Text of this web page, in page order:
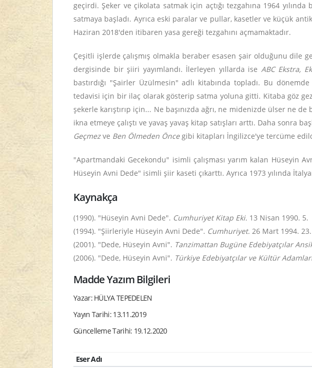
geçirdi. Şeker ve çikolata satmak için açtığı tezgahına 1964
satmaya başladı. Ayrıca eski paralar ve pullar, kasetler ve küçük
Haziran 2018'den itibaren yasa gereği tezgahını açmamaktadır.
Çeşitli işlerde çalışmış olmakla beraber esasen şair olduğunu dile
dergisinde bir şiiri yayımlandı. İlerleyen yıllarda ise ABC Ekstra,
bastırdığı "Şairler Üzülmesin" adlı kitabında topladı. Bu
tedavisi için bir ilaç olarak gösterip satma yoluna gitti. Kitaba göz
şekerle karıştırıp için... Ne başınızda ağrı, ne midenizde ülser ne
ikna etmeye çalıştı ve yavaş yavaş kitap satışları arttı. Daha sonra
Geçmezve Ben Ölmeden Öncegibi kitapları İngilizce'ye tercüme
"Apartmandaki Gecekondu" isimli çalışması yarım kalan Hüseyin
Hüseyin Avni Dede" isimli şiir kaseti çıkarttı. Ayrıca 1973 yılında
Kaynakça
(1990). "Hüseyin Avni Dede". Cumhuriyet Kitap Eki. 13 Nisan 1990. 5.
(1994). "Şiirleriyle Hüseyin Avni Dede". Cumhuriyet. 26 Mart 1994. 23.
(2001). "Dede, Hüseyin Avni". Tanzimattan Bugüne Edebiyatçılar
(2006). "Dede, Hüseyin Avni". Türkiye Edebiyatçılar ve Kültür
Madde Yazım Bilgileri
Yazar: HÜLYA TEPEDELEN
Yayın Tarihi: 13.11.2019
Güncelleme Tarihi: 19.12.2020
Eser Adı